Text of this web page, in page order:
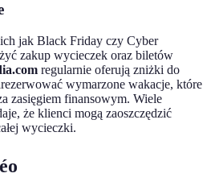
jak Black Friday czy Cyber
zakup wycieczek oraz biletów
regularnie oferują zniżki do
wymarzone wakacje, które
zasięgiem finansowym. Wiele
że klienci mogą zaoszczędzić
wycieczki.